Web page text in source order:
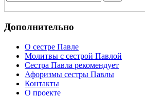
Дополнительно
О сестре Павле
Молитвы с сестрой Павлой
Сестра Павла рекомендует
Афоризмы сестры Павлы
Контакты
О проекте